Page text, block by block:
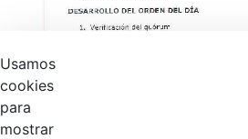
Usamos
cookies
para
mostrar